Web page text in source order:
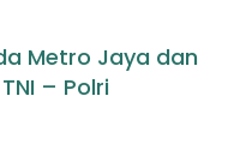
Metro Jaya dan
– Polri